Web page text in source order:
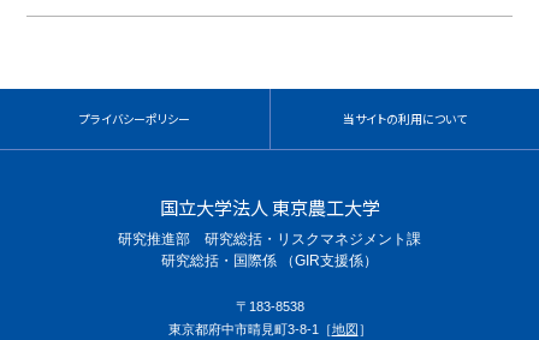
プライバシーポリシー 当サイトの利用について
国立大学法人 東京農工大学
研究推進部 研究総括・リスクマネジメント課
研究総括・国際係 （GIR支援係）
〒183-8538
東京都府中市晴見町3-8-1［地図］